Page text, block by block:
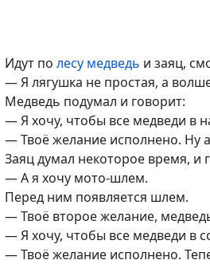
Идут по лесу медведь и заяц,
— Я лягушка не простая, а
Медведь подумал и говорит:
— Я хочу, чтобы все медведи в
— Твоё желание исполнено. Ну
Заяц думал некоторое время, и
— А я хочу мото-шлем.
Перед ним появляется шлем.
— Твоё второе желание,
— Я хочу, чтобы все медведи в
— Твоё желание исполнено.